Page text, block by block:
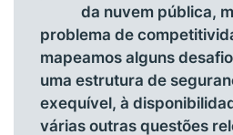
da nuvem pública,
problema de
mapeamos alguns
uma estrutura de
exequível, à
várias outras questões